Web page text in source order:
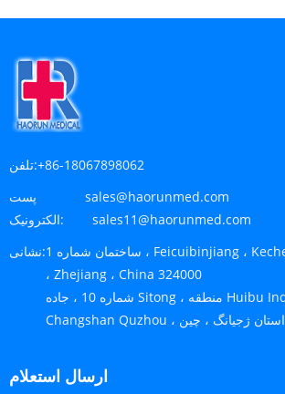
تلفن:+86-18067898062
پست
الکترونیک:
sales@haorunmed.com
sales11@haorunmed.com
نشانی:ساختمان شماره 1 ، Feicuibinjiang ، Kecheng ، Quzhou
، Zhejiang ، China 324000
شماره 10 ، جاده Sitong ، منطقه Huibu Ind ،
Changshan Quzhou ، استان ژجیانگ ، چین
ارسال استعلام